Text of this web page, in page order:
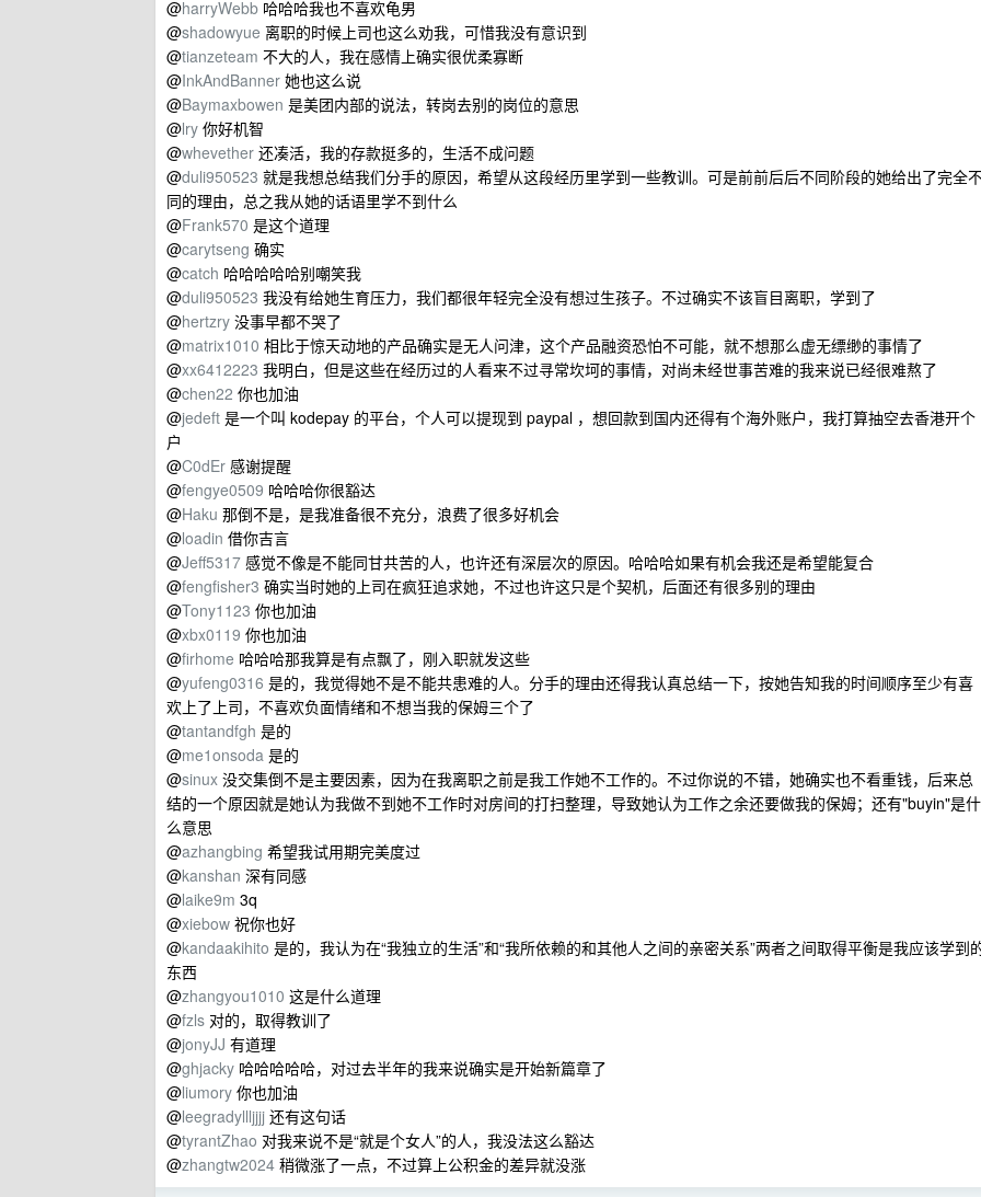
@harryWebb 哈哈哈我也不喜欢龟男
@shadowyue 离职的时候上司也这么劝我，可惜我没有意识到
@tianzeteam 不大的人，我在感情上确实很优柔寡断
@InkAndBanner 她也这么说
@Baymaxbowen 是美团内部的说法，转岗去别的岗位的意思
@lry 你好机智
@whevether 还凑活，我的存款挺多的，生活不成问题
@duli950523 就是我想总结我们分手的原因，希望从这段经历里学到一些教训。可是前前后后不同阶段的她给出了完全
同的理由，总之我从她的话语里学不到什么
@Frank570 是这个道理
@carytseng 确实
@catch 哈哈哈哈哈别嘲笑我
@duli950523 我没有给她生育压力，我们都很年轻完全没有想过生孩子。不过确实不该盲目离职，学到了
@hertzry 没事早都不哭了
@matrix1010 相比于惊天动地的产品确实是无人问津，这个产品融资恐怕不可能，就不想那么虚无缥缈的事情了
@xx6412223 我明白，但是这些在经历过的人看来不过寻常坎坷的事情，对尚未经世事苦难的我来说已经很难熬了
@chen22 你也加油
@jedeft 是一个叫 kodepay 的平台，个人可以提现到 paypal ，想回款到国内还得有个海外账户，我打算抽空去香港开个
户
@C0dEr 感谢提醒
@fengye0509 哈哈哈你很豁达
@Haku 那倒不是，是我准备很不充分，浪费了很多好机会
@loadin 借你吉言
@Jeff5317 感觉不像是不能同甘共苦的人，也许还有深层次的原因。哈哈哈如果有机会我还是希望能复合
@fengfisher3 确实当时她的上司在疯狂追求她，不过也许这只是个契机，后面还有很多别的理由
@Tony1123 你也加油
@xbx0119 你也加油
@firhome 哈哈哈那我算是有点飘了，刚入职就发这些
@yufeng0316 是的，我觉得她不是不能共患难的人。分手的理由还得我认真总结一下，按她告知我的时间顺序至少有喜
欢上了上司，不喜欢负面情绪和不想当我的保姆三个了
@tantandfgh 是的
@me1onsoda 是的
@sinux 没交集倒不是主要因素，因为在我离职之前是我工作她不工作的。不过你说的不错，她确实也不看重钱，后来总
结的一个原因就是她认为我做不到她不工作时对房间的打扫整理，导致她认为工作之余还要做我的保姆；还有"buyin"是什
么意思
@azhangbing 希望我试用期完美度过
@kanshan 深有同感
@laike9m 3q
@xiebow 祝你也好
@kandaakihito 是的，我认为在“我独立的生活”和“我所依赖的和其他人之间的亲密关系”两者之间取得平衡是我应该学到
东西
@zhangyou1010 这是什么道理
@fzls 对的，取得教训了
@jonyJJ 有道理
@ghjacky 哈哈哈哈哈，对过去半年的我来说确实是开始新篇章了
@liumory 你也加油
@leegradyllljjjj 还有这句话
@tyrantZhao 对我来说不是“就是个女人”的人，我没法这么豁达
@zhangtw2024 稍微涨了一点，不过算上公积金的差异就没涨